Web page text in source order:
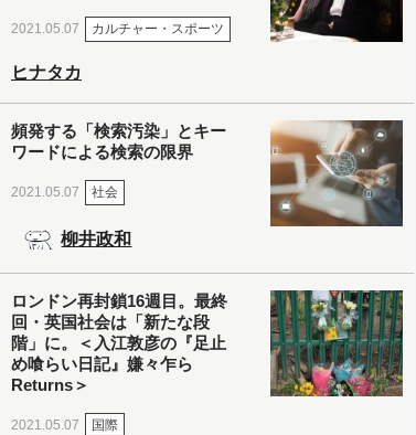
2021.05.07 カルチャー・スポーツ
ヒナタカ
頻発する「検索汚染」とキー
ワードによる検索の限界
2021.05.07 社会
柳井政和
ロンドン再封鎖16週目。最終
回・英国社会は「新たな段
階」に。＜入江敦彦の『足止
め喰らい日記』嫌々乍ら
Returns＞
2021.05.07 国際